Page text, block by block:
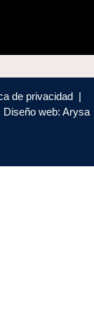
de privacidad |
web: Arysa